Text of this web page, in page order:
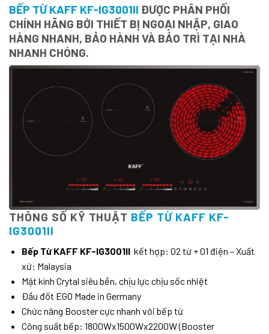
BẾP TỪ KAFF KF-IG3001II ĐƯỢC PHÂN PHỐI
CHÍNH HÃNG BỚI THIẾT BỊ NGOẠI NHẬP, GIAO
HÀNG NHANH, BẢO HÀNH VÀ BẢO TRÌ TẠI NHÀ
NHANH CHÓNG.
THÔNG SỐ KỸ THUẬT BẾP TỪ KAFF KF-
IG3001II
Bếp Từ KAFF KF-IG3001II kết hợp: 02 từ + 01 điện – Xuất
xứ: Malaysia
Mặt kính Crytal siêu bền, chịu lực chịu sốc nhiệt
Đầu đốt EGO Made in Germany
Chức năng Booster cực nhanh với bếp từ
Công suất bếp: 1800Wx1500Wx2200W (Booster